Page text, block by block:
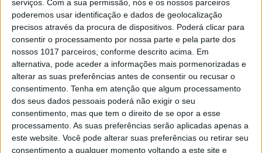
serviços. Com a sua permissão, nós e os nossos parceiros
poderemos usar identificação e dados de geolocalização
precisos através da procura de dispositivos. Poderá clicar para
consentir o processamento por nossa parte e pela parte dos
nossos 1017 parceiros, conforme descrito acima. Em
alternativa, pode aceder a informações mais pormenorizadas e
alterar as suas preferências antes de consentir ou recusar o
consentimento. Tenha em atenção que algum processamento
dos seus dados pessoais poderá não exigir o seu
consentimento, mas que tem o direito de se opor a esse
processamento. As suas preferências serão aplicadas apenas a
este website. Você pode alterar suas preferências ou retirar seu
consentimento a qualquer momento voltando a este site e
SITES DO GRUPO TRUST IN NEWS
Visão
Caras Caras Decoração